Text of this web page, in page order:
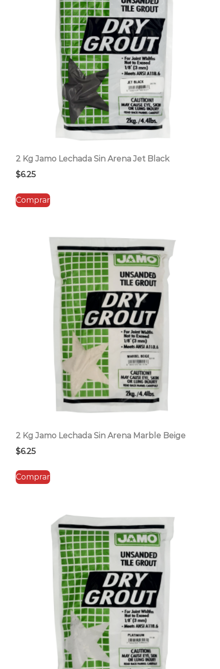
2 Kg Jamo Lechada Sin Arena Jet Black
$6.25
Comprar
2 Kg Jamo Lechada Sin Arena Marble Beige
$6.25
Comprar